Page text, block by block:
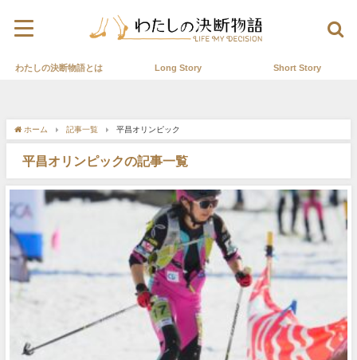
わたしの決断物語とは Long Story Short Story
ホーム 記事一覧 平昌オリンピック
平昌オリンピックの記事一覧